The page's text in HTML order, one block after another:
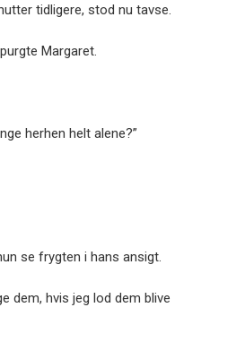
tidligere, stod nu tavse.
Margaret.
herhen helt alene?”
se frygten i hans ansigt.
dem, hvis jeg lod dem blive